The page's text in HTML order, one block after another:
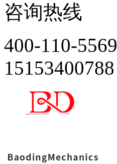
咨询热线
400-110-5569
15153400788